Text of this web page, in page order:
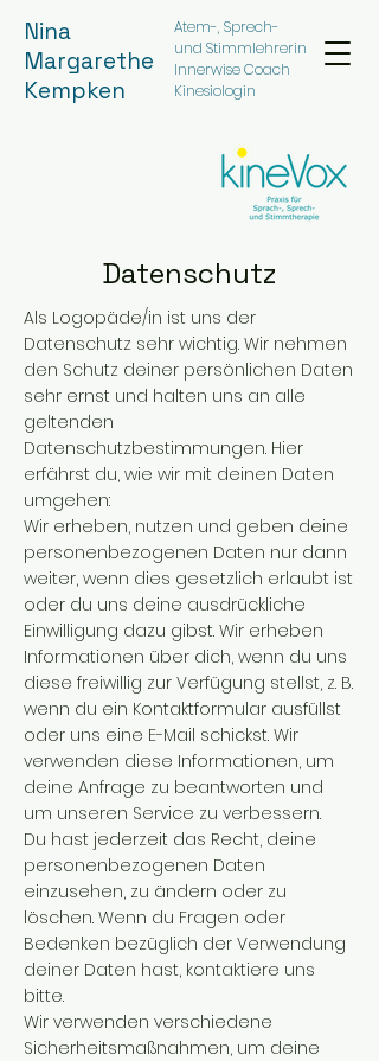
Nina
Margarethe
Kempken
Atem-, Sprech-
und Stimmlehrerin
Innerwise Coach
Kinesiologin
Datenschutz
Als Logopäde/in ist uns der
Datenschutz sehr wichtig. Wir nehmen
den Schutz deiner persönlichen Daten
sehr ernst und halten uns an alle
geltenden
Datenschutzbestimmungen. Hier
erfährst du, wie wir mit deinen Daten
umgehen:
Wir erheben, nutzen und geben deine
personenbezogenen Daten nur dann
weiter, wenn dies gesetzlich erlaubt ist
oder du uns deine ausdrückliche
Einwilligung dazu gibst. Wir erheben
Informationen über dich, wenn du uns
diese freiwillig zur Verfügung stellst, z. B.
wenn du ein Kontaktformular ausfüllst
oder uns eine E-Mail schickst. Wir
verwenden diese Informationen, um
deine Anfrage zu beantworten und
um unseren Service zu verbessern.
Du hast jederzeit das Recht, deine
personenbezogenen Daten
einzusehen, zu ändern oder zu
löschen. Wenn du Fragen oder
Bedenken bezüglich der Verwendung
deiner Daten hast, kontaktiere uns
bitte.
Wir verwenden verschiedene
Sicherheitsmaßnahmen, um deine